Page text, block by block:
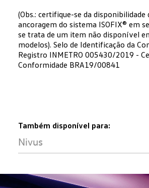
(Obs.: certifique-se da disponibilidade
ancoragem do sistema ISOFIX® em
se trata de um item não disponível
modelos). Selo de Identificação da
Registro INMETRO 005430/2019 -
Conformidade BRA19/00841
Também disponível para:
Nivus